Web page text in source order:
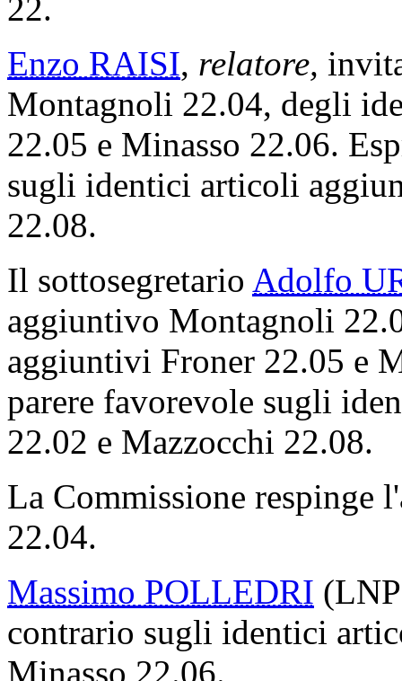
22.
Enzo RAISI, relatore,
Montagnoli 22.04, degli
22.05 e Minasso 22.06.
sugli identici articoli
22.08.
Il sottosegretario Adolfo
aggiuntivo Montagnoli
aggiuntivi Froner 22.05 e
parere favorevole sugli
22.02 e Mazzocchi 22.08.
La Commissione
22.04.
Massimo POLLEDRI
contrario sugli identici
Minasso 22.06.